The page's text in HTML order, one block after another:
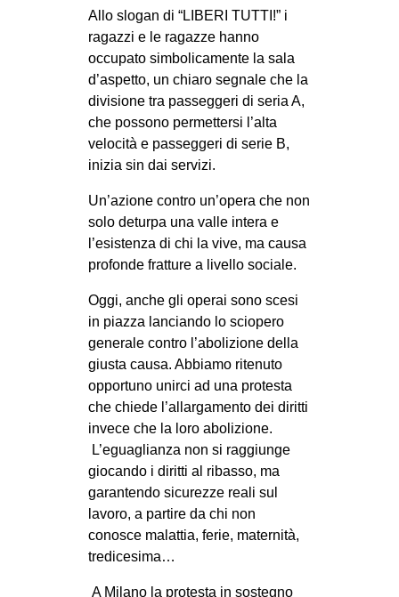
ms
SEARCH
Allo slogan di “LIBERI TUTTI!” i
ragazzi e le ragazze hanno
occupato simbolicamente la sala
d’aspetto, un chiaro segnale che la
divisione tra passeggeri di seria A,
che possono permettersi l’alta
velocità e passeggeri di serie B,
inizia sin dai servizi.
Un’azione contro un’opera che non
solo deturpa una valle intera e
l’esistenza di chi la vive, ma causa
profonde fratture a livello sociale.
Oggi, anche gli operai sono scesi
in piazza lanciando lo sciopero
generale contro l’abolizione della
giusta causa. Abbiamo ritenuto
opportuno unirci ad una protesta
che chiede l’allargamento dei diritti
invece che la loro abolizione.
L’eguaglianza non si raggiunge
giocando i diritti al ribasso, ma
garantendo sicurezze reali sul
lavoro, a partire da chi non
conosce malattia, ferie, maternità,
tredicesima…
A Milano la protesta in sostegno